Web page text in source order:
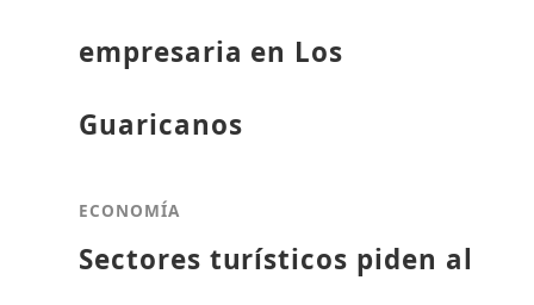
empresaria en Los
Guaricanos
ECONOMÍA
Sectores turísticos piden al